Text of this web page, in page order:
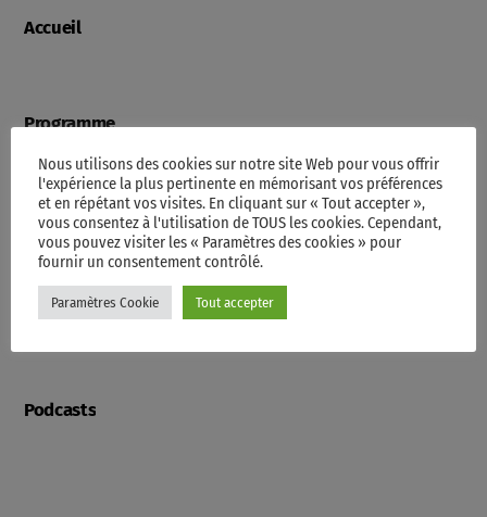
Accueil
Programme
Contacts
Videos
Podcasts
Nous utilisons des cookies sur notre site Web pour vous offrir
l'expérience la plus pertinente en mémorisant vos préférences
et en répétant vos visites. En cliquant sur « Tout accepter »,
vous consentez à l'utilisation de TOUS les cookies. Cependant,
vous pouvez visiter les « Paramètres des cookies » pour
fournir un consentement contrôlé.
Paramètres Cookie Tout accepter